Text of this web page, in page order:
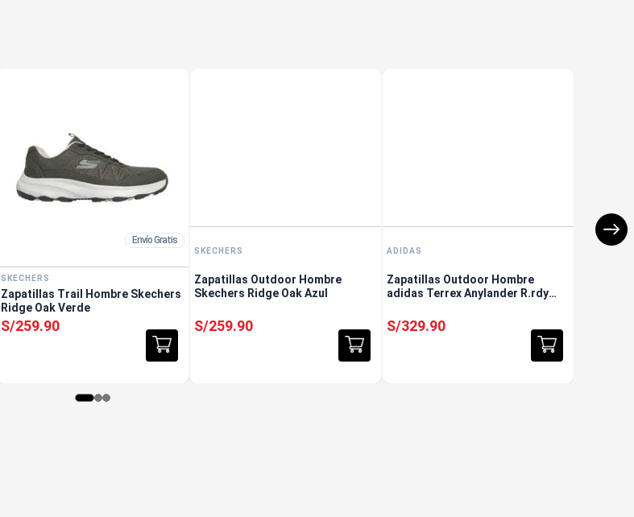
Envío Gratis
SKECHERS
Zapatillas Trail Hombre Skechers
Ridge Oak Verde
S/259.90
SKECHERS
Zapatillas Outdoor Hombre
Skechers Ridge Oak Azul
S/259.90
ADIDAS
Zapatillas Outdoor Hombre
adidas Terrex Anylander R.rdy
S/329.90